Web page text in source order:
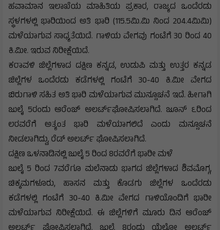
ಹವಾಮಾನ ಇಲಾಖೆಯ ಮಾಹಿತಿಯ ಪ್ರಕಾರ, ರಾಜ್ಯದ ಒಂದೆರಡು
ಸ್ಥಳಗಳಲ್ಲಿ ಭಾರಿಯಿಂದ ಅತಿ ಭಾರಿ (115.5ಮಿ.ಮಿ ನಿಂದ 204.4ಮಿಮಿ)
ಮಳೆಯಾಗುವ ಸಾಧ್ಯತೆಯಿದೆ. ಗಾಳಿಯ ವೇಗವು ಗಂಟೆಗೆ 30 ರಿಂದ 40
ಕಿ.ಮೀ. ಇರುವ ನಿರೀಕ್ಷೆಯಿದೆ.
ಕರಾವಳಿ ಜಿಲ್ಲೆಗಳಾದ ದಕ್ಷಿಣ ಕನ್ನಡ, ಉಡುಪಿ ಮತ್ತು ಉತ್ತರ ಕನ್ನಡ
ಜಿಲ್ಲೆಗಳ ಒಂದೆರಡು ಕಡೆಗಳಲ್ಲಿ ಗಂಟೆಗೆ 30-40 ಕಿ.ಮೀ ವೇಗದ
ಬಿರುಗಾಳಿ ಸಹಿತ ಅತಿ ಭಾರಿ ಮಳೆಯಾಗುವ ಮುನ್ಸೂಚನೆ ಇದೆ. ಹೀಗಾಗಿ
ಜುಲೈ 5ರಂದು ಆರೆಂಜ್‌ ಅಲರ್ಟ್‌ಘೋಷಿಸಲಾಗಿದೆ. ಜೂನ್‌ ೬ರಿಂದ
೮ರವರೆಗೆ ಅತ್ಯಂತ ಭಾರಿ ಮಳೆಯಾಗಲಿದೆ ಎಂದು ಮನ್ಸೂಚನೆ
ನೀಡಲಾಗಿದ್ದು, ರೆಡ್‌ ಅಲರ್ಟ್‌ ಘೋಷಿಸಲಾಗಿದೆ.
ದಕ್ಷಿಣ ಒಳನಾಡಿನಲ್ಲಿ ಜುಲೈ 5 ರಿಂದ 8ರವರೆಗೆ ಭಾರೀ ಮಳೆ
ಜುಲೈ 5 ರಿಂದ 7ವರೆಗೂ ಮಲೆನಾಡು ಭಾಗದ ಜಿಲ್ಲೆಗಳಾದ ಶಿವಮೊಗ್ಗ,
ಚಿಕ್ಕಮಗಳೂರು, ಹಾಸನ ಮತ್ತು ಕೊಡಗು ಜಿಲ್ಲೆಗಳ ಒಂದೆರಡು
ಕಡೆಗಳಲ್ಲಿ ಗಂಟೆಗೆ 30-40 ಕಿ.ಮೀ ವೇಗದ ಗಾಳಿಯೊಂದಿಗೆ ಭಾರೀ
ಮಳೆಯಾಗುವ ನಿರೀಕ್ಷೆಯಿದೆ. ಈ ಜಿಲ್ಲೆಗಳಿಗೆ ಮೂರು ದಿನ ಆರೆಂಜ್‌